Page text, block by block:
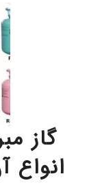
گاز
انواع